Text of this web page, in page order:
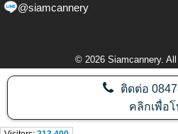
@siamcannery
© 2026Siamcannery. All
ติดต่อ
คลิกเพื่อ